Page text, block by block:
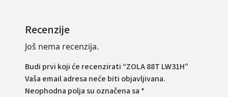
Recenzije
Još nema recenzija.
Budi prvi koji će recenzirati “ZOLA 88T LW31H”
Vaša email adresa neće biti objavljivana.
Neophodna polja su označena sa *